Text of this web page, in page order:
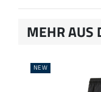
MEHR AUS
NEW